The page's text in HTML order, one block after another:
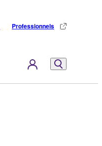
Professionnels